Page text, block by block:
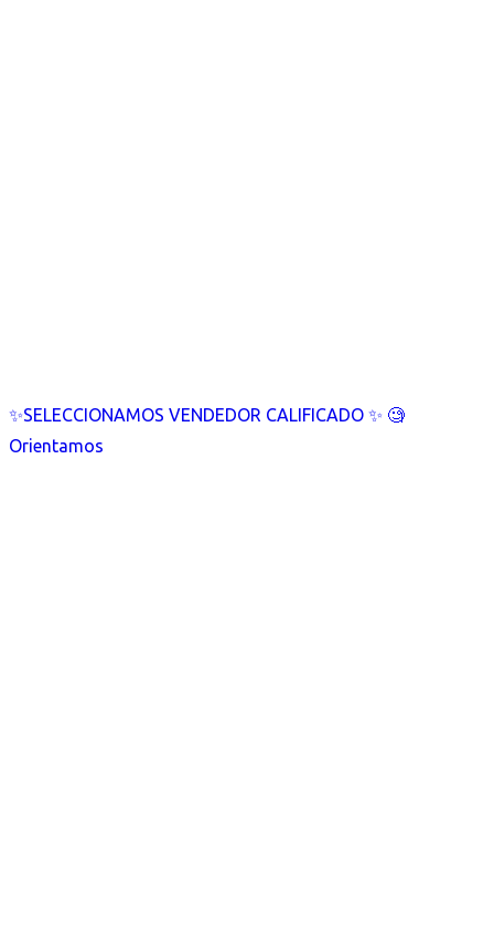
✨SELECCIONAMOS VENDEDOR CALIFICADO ✨ 🧐
Orientamos